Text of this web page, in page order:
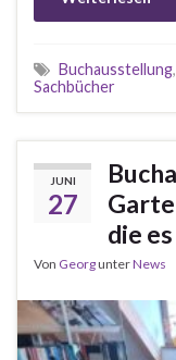
Buchausstellung,
Sachbücher
JUNI
27
die
Von GeorgunterNews